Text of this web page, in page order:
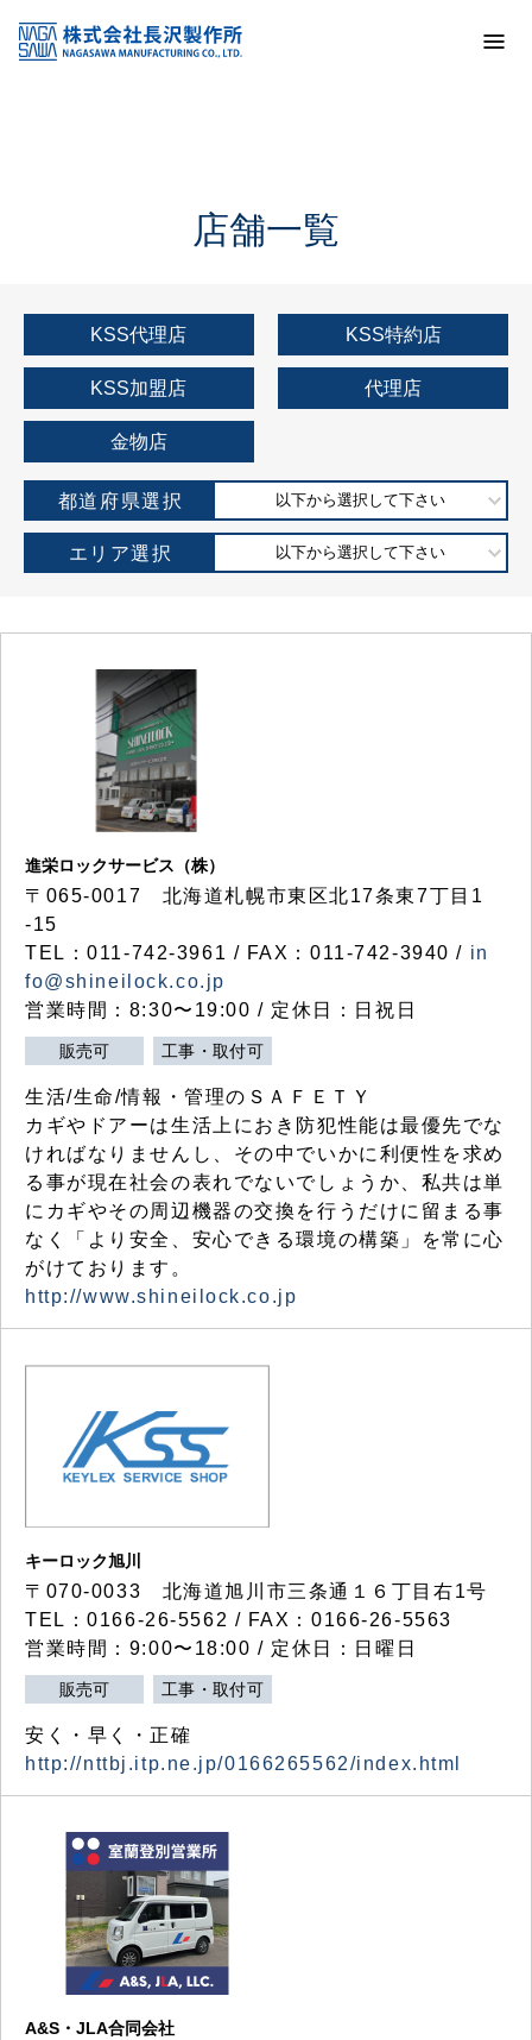
KSS加盟店・取扱店情報
店舗一覧
店舗一覧
KSS代理店 KSS特約店
KSS加盟店 代理店
金物店
都道府県選択 以下から選択して下さい
エリア選択 以下から選択して下さい
進栄ロックサービス（株）
〒065-0017 北海道札幌市東区北17条東7丁目1
-15
TEL：011-742-3961 / FAX：011-742-3940 / in
fo@shineilock.co.jp
営業時間：8:30〜19:00 / 定休日：日祝日
販売可 工事・取付可
生活/生命/情報・管理のＳＡＦＥＴＹ
カギやドアーは生活上におき防犯性能は最優先でな
ければなりませんし、その中でいかに利便性を求め
る事が現在社会の表れでないでしょうか、私共は単
にカギやその周辺機器の交換を行うだけに留まる事
なく「より安全、安心できる環境の構築」を常に心
がけております。
http://www.shineilock.co.jp
キーロック旭川
〒070-0033 北海道旭川市三条通１６丁目右1号
TEL：0166-26-5562 / FAX：0166-26-5563
営業時間：9:00〜18:00 / 定休日：日曜日
販売可 工事・取付可
安く・早く・正確
http://nttbj.itp.ne.jp/0166265562/index.html
A&S・JLA合同会社